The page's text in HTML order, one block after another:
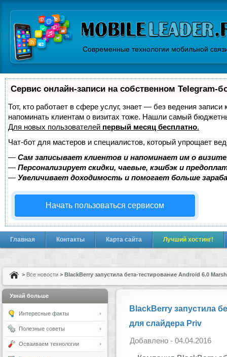
Современные технологии мобильной
Сервис онлайн-записи на собственном Telegram-
Тот, кто работает в сфере услуг, знает — без ведения
напоминать клиентам о визитах тоже. Нашли самый
Для новых пользователей первый месяц бесплатно.
Чат-бот для мастеров и специалистов, который упрощает
— Сам записывает клиентов и напоминает им о
— Персонализирует скидки, чаевые, кэшбэк и
— Увеличивает доходимость и помогает больше
Начать пользоваться сервисом
Главная Контакты Карта сайта Лучший хостинг!
> Все новости > BlackBerry запустила бета-тестирование Android 6.0
BlackBerry запустила
для слайдера Priv
Добавлено - 04.04.2016
Узнай больше
Интересные факты
Полезные советы
Осваиваем технологии